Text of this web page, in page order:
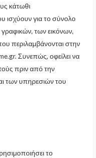
κάτωθι
ισχύουν για το σύνολο
των εικόνων,
περιλαμβάνονται στην
Συνεπώς, οφείλει να
πριν από την
των υπηρεσιών του
το